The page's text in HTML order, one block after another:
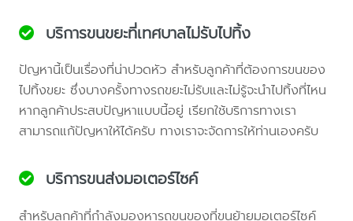
บริการขนขยะที่เทศบาลไม่รับไปทิ้ง
ปัญหานี้เป็นเรื่องที่น่าปวดหัว สำหรับลูกค้าที่ต้องการขนของ
ไปทิ้งขยะ ซึ่งบางครั้งทางรถขยะไม่รับและไม่รู้จะนำไปทิ้งที่ไหน
หากลูกค้าประสบปัญหาแบบนี้อยู่ เรียกใช้บริการทางเรา
สามารถแก้ปัญหาให้ได้ครับ ทางเราจะจัดการให้ท่านเองครับ
บริการขนส่งมอเตอร์ไซค์
สำหรับลูกค้าที่กำลังมองหารถขนของที่ขนย้ายมอเตอร์ไซค์